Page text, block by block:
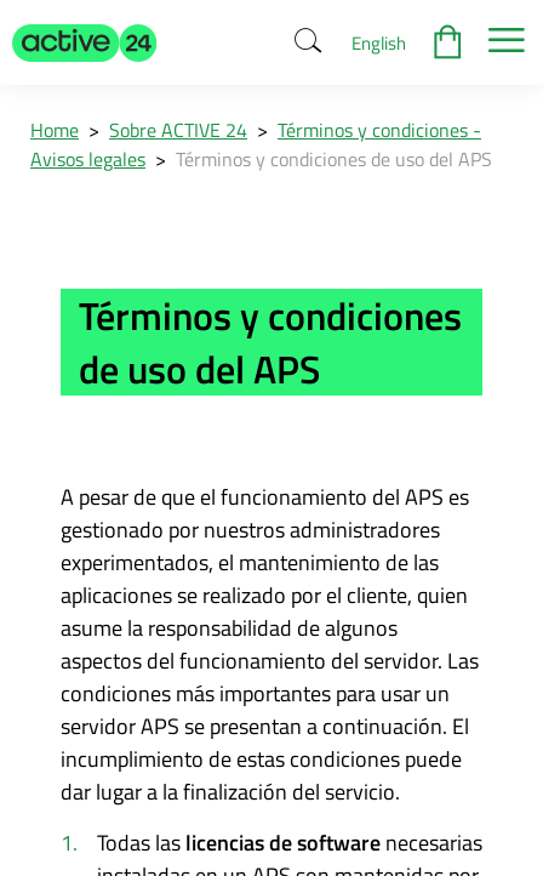
English
Home > Sobre ACTIVE 24 > Términos y condiciones -
Avisos legales > Términos y condiciones de uso del APS
Términos y condiciones
de uso del APS
A pesar de que el funcionamiento del APS es
gestionado por nuestros administradores
experimentados, el mantenimiento de las
aplicaciones se realizado por el cliente, quien
asume la responsabilidad de algunos
aspectos del funcionamiento del servidor. Las
condiciones más importantes para usar un
servidor APS se presentan a continuación. El
incumplimiento de estas condiciones puede
dar lugar a la finalización del servicio.
Todas laslicencias de softwarenecesarias